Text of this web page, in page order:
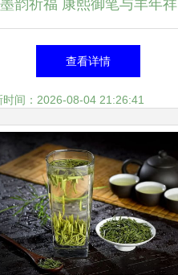
墨韵祈福 康熙御笔与羊年祥
瑞的交织美学
查看详情
时间：2026-08-04 21:26:41